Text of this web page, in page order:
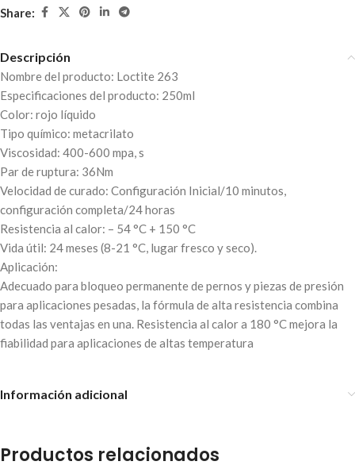
Share:
Descripción
Nombre del producto: Loctite 263
Especificaciones del producto: 250ml
Color: rojo líquido
Tipo químico: metacrilato
Viscosidad: 400-600 mpa, s
Par de ruptura: 36Nm
Velocidad de curado: Configuración Inicial/10 minutos,
configuración completa/24 horas
Resistencia al calor: – 54 °C + 150 °C
Vida útil: 24 meses (8-21 °C, lugar fresco y seco).
Aplicación:
Adecuado para bloqueo permanente de pernos y piezas de presión
para aplicaciones pesadas, la fórmula de alta resistencia combina
todas las ventajas en una. Resistencia al calor a 180 °C mejora la
fiabilidad para aplicaciones de altas temperatura
Información adicional
Productos relacionados